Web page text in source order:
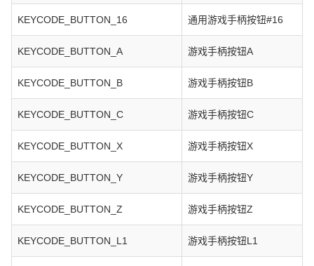
KEYCODE_BUTTON_16 通用游戏手柄按钮#16
KEYCODE_BUTTON_A 游戏手柄按钮A
KEYCODE_BUTTON_B 游戏手柄按钮B
KEYCODE_BUTTON_C 游戏手柄按钮C
KEYCODE_BUTTON_X 游戏手柄按钮X
KEYCODE_BUTTON_Y 游戏手柄按钮Y
KEYCODE_BUTTON_Z 游戏手柄按钮Z
KEYCODE_BUTTON_L1 游戏手柄按钮L1